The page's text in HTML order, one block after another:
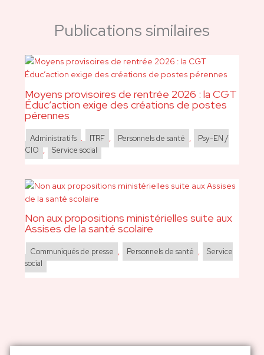
Publications similaires
Moyens provisoires de rentrée 2026 : la CGT
Éduc’action exige des créations de postes
pérennes
Administratifs , ITRF , Personnels de santé ,
Psy-EN /
CIO , Service social
Non aux propositions ministérielles suite aux
Assises de la santé scolaire
Communiqués de presse , Personnels de santé ,
Service
social